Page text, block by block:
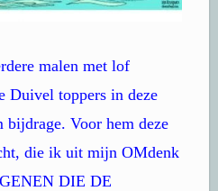
malen met lof
Duivel toppers in deze
Voor hem deze
die ik uit mijn OMdenk
DIE DE